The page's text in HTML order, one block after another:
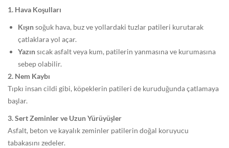
:
e
1. Hava Koşulları
Kışınsoğuk hava, buz ve yollardaki tuzlar patileri kurutarak
çatlaklara yol açar.
Yazınsıcak asfalt veya kum, patilerin yanmasına ve kurumasına
sebep olabilir.
2. Nem Kaybı
Tıpkı insan cildi gibi, köpeklerin patileri de kuruduğunda çatlamaya
başlar.
3. Sert Zeminler ve Uzun Yürüyüşler
Asfalt, beton ve kayalık zeminler patilerin doğal koruyucu
tabakasını zedeler.